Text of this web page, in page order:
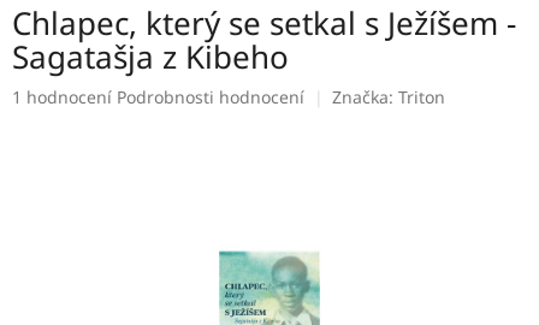
Chlapec, který se setkal s Ježíšem -
Sagatašja z Kibeho
Průměrné
1 hodnocení Podrobnosti hodnocení Značka: Triton